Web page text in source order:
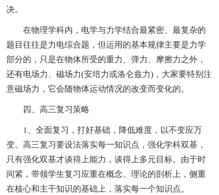
决。
在物理学科内，电学与力学结合最紧密、最复杂的
题目往往是力电综合题，但运用的基本规律主要是力学
部分的，只是在物体所受的重力、弹力、摩擦力之外，
还有电场力、磁场力(安培力或洛仑兹力)，大家要特别注
意磁场力，它会随物体运动情况的改变而变化的。
四、高三复习策略
1、全面复习，打好基础，降低难度，以不变应万
变。高三复习要设法落实每一知识点，强化学科双基，
只有强化双基才谈得上能力，谈得上多元目标。由于时
间紧，带领学生复习应重在概念、理论的剖析上，侧重
在核心和主干知识的基础上，落实每一个知识点。